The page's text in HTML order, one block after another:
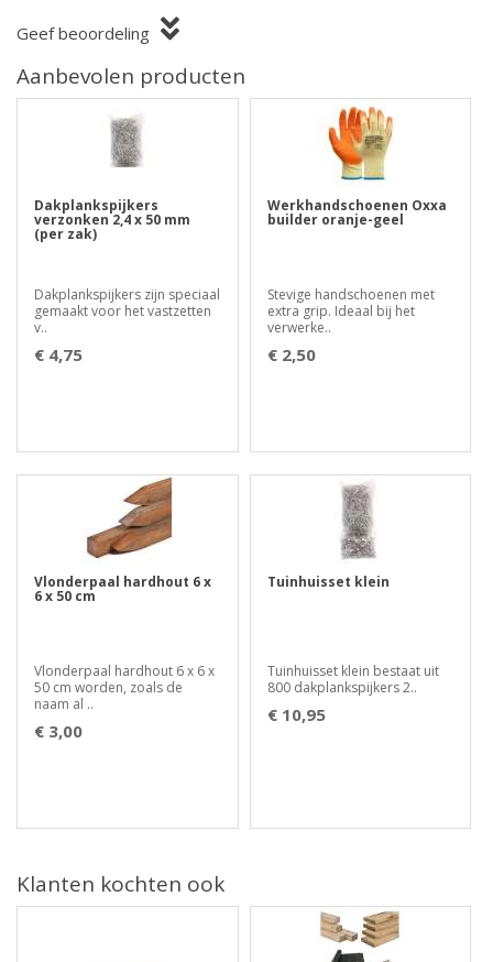
Geef beoordeling
Aanbevolen producten
Dakplankspijkers
verzonken 2,4 x 50 mm
(per zak)
Dakplankspijkers zijn speciaal
gemaakt voor het vastzetten
v..
€ 4,75
Werkhandschoenen Oxxa
builder oranje-geel
Stevige handschoenen met
extra grip. Ideaal bij het
verwerke..
€ 2,50
Vlonderpaal hardhout 6 x
6 x 50 cm
Vlonderpaal hardhout 6 x 6 x
50 cm worden, zoals de
naam al ..
€ 3,00
Tuinhuisset klein
Tuinhuisset klein bestaat uit
800 dakplankspijkers 2..
€ 10,95
Klanten kochten ook